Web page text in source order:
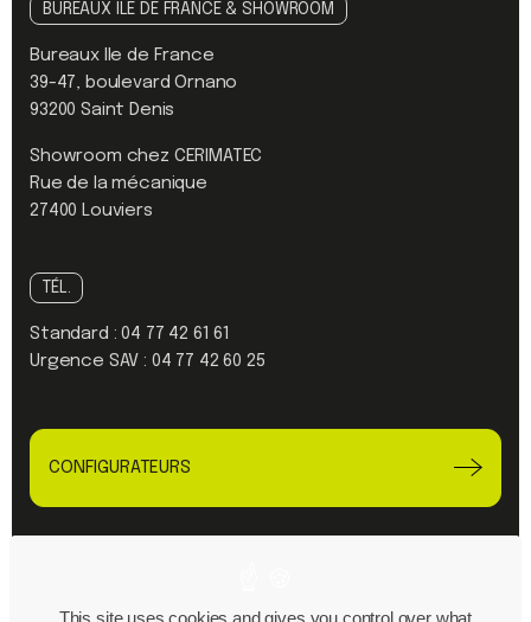
BUREAUX ILE DE FRANCE & SHOWROOM
Bureaux Ile de France
39-47, boulevard Ornano
93200 Saint Denis
Showroom chez CERIMATEC
Rue de la mécanique
27400 Louviers
TÉL.
Standard : 04 77 42 61 61
Urgence SAV : 04 77 42 60 25
CONFIGURATEURS
This site uses cookies and gives you control over what